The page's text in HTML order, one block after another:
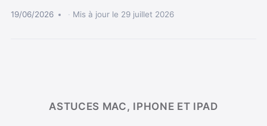
19/06/2026 Mis à jour le 29 juillet 2026
ASTUCES MAC, IPHONE ET IPAD